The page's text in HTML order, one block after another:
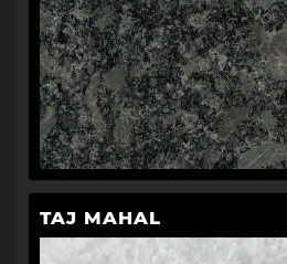
TAJ MAHAL